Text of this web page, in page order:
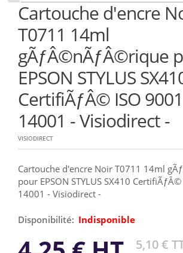
Cartouche d'encre
T0711 14ml
gÃƒÂ©nÃƒÂ©rique
EPSON STYLUS
CertifiÃƒÂ© ISO
14001 - Visiodirect -
VISIODIRECT
Cartouche d'encre Noir T0711 14ml
pour EPSON STYLUS SX410
14001 - Visiodirect -
Disponibilité: Indisponible
5,10 €